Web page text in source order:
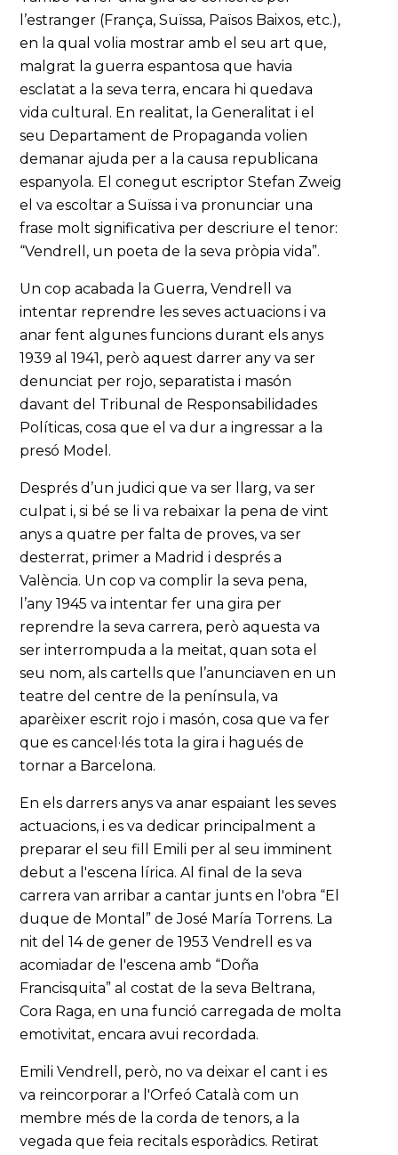
l’estranger (França, Suïssa, Països Baixos, etc.),
en la qual volia mostrar amb el seu art que,
malgrat la guerra espantosa que havia
esclatat a la seva terra, encara hi quedava
vida cultural. En realitat, la Generalitat i el
seu Departament de Propaganda volien
demanar ajuda per a la causa republicana
espanyola. El conegut escriptor Stefan Zweig
el va escoltar a Suïssa i va pronunciar una
frase molt significativa per descriure el tenor:
“Vendrell, un poeta de la seva pròpia vida”.
Un cop acabada la Guerra, Vendrell va
intentar reprendre les seves actuacions i va
anar fent algunes funcions durant els anys
1939 al 1941, però aquest darrer any va ser
denunciat per rojo, separatista i masón
davant del Tribunal de Responsabilidades
Políticas, cosa que el va dur a ingressar a la
presó Model.
Després d’un judici que va ser llarg, va ser
culpat i, si bé se li va rebaixar la pena de vint
anys a quatre per falta de proves, va ser
desterrat, primer a Madrid i després a
València. Un cop va complir la seva pena,
l’any 1945 va intentar fer una gira per
reprendre la seva carrera, però aquesta va
ser interrompuda a la meitat, quan sota el
seu nom, als cartells que l’anunciaven en un
teatre del centre de la península, va
aparèixer escrit rojo i masón, cosa que va fer
que es cancel·lés tota la gira i hagués de
tornar a Barcelona.
En els darrers anys va anar espaiant les seves
actuacions, i es va dedicar principalment a
preparar el seu fill Emili per al seu imminent
debut a l'escena lírica. Al final de la seva
carrera van arribar a cantar junts en l'obra “El
duque de Montal” de José María Torrens. La
nit del 14 de gener de 1953 Vendrell es va
acomiadar de l'escena amb “Doña
Francisquita” al costat de la seva Beltrana,
Cora Raga, en una funció carregada de molta
emotivitat, encara avui recordada.
Emili Vendrell, però, no va deixar el cant i es
va reincorporar a l'Orfeó Català com un
membre més de la corda de tenors, a la
vegada que feia recitals esporàdics. Retirat